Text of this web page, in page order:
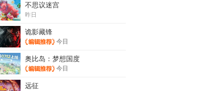
不思议迷宫
昨日
诡影藏锋
今日
奥比岛：梦想国度
今日
远征